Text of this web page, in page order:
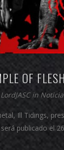
OF
LordJASCin
Ill Tidings,
será publicado el